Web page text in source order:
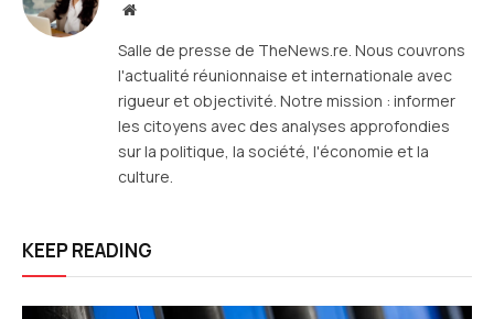
Site
Salle de presse de TheNews.re. Nous couvrons
l'actualité réunionnaise et internationale avec
rigueur et objectivité. Notre mission : informer
les citoyens avec des analyses approfondies
sur la politique, la société, l'économie et la
culture.
KEEP READING